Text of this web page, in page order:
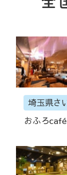
埼玉県さ
おふろ